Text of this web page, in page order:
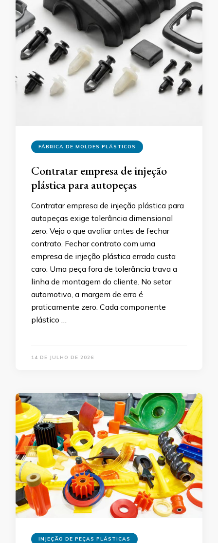
FÁBRICA DE MOLDES PLÁSTICOS
Contratar empresa de injeção
plástica para autopeças
Contratar empresa de injeção plástica para
autopeças exige tolerância dimensional
zero. Veja o que avaliar antes de fechar
contrato. Fechar contrato com uma
empresa de injeção plástica errada custa
caro. Uma peça fora de tolerância trava a
linha de montagem do cliente. No setor
automotivo, a margem de erro é
praticamente zero. Cada componente
plástico …
14 DE JULHO DE 2026
INJEÇÃO DE PEÇAS PLÁSTICAS